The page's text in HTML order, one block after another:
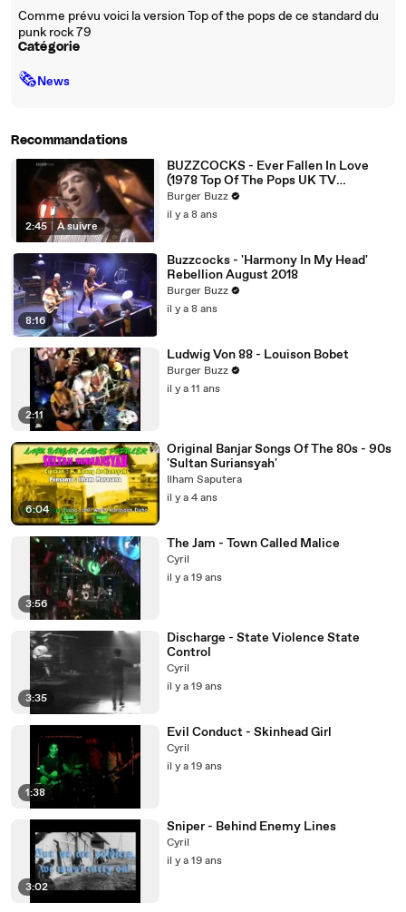
Comme prévu voici la version Top of the pops de ce standard du
punk rock 79
Catégorie
🗞News
Recommandations
2:45 | À suivre
BUZZCOCKS - Ever Fallen In Love
(1978 Top Of The Pops UK TV
Appearance)
Burger Buzz
il y a 8 ans
8:16
Buzzcocks - 'Harmony In My Head'
Rebellion August 2018
Burger Buzz
il y a 8 ans
2:11
Ludwig Von 88 - Louison Bobet
Burger Buzz
il y a 11 ans
6:04
Original Banjar Songs Of The 80s - 90s
'Sultan Suriansyah'
Ilham Saputera
il y a 4 ans
3:56
The Jam - Town Called Malice
Cyril
il y a 19 ans
3:35
Discharge - State Violence State
Control
Cyril
il y a 19 ans
1:38
Evil Conduct - Skinhead Girl
Cyril
il y a 19 ans
3:02
Sniper - Behind Enemy Lines
Cyril
il y a 19 ans